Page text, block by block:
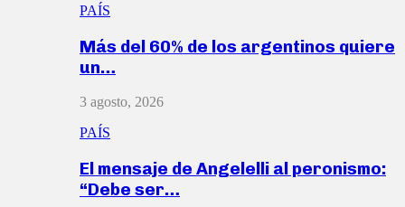
PAÍS
Más del 60% de los argentinos quiere
un…
3 agosto, 2026
PAÍS
El mensaje de Angelelli al peronismo:
“Debe ser…